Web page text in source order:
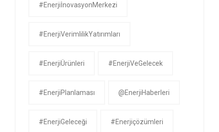
#EnerjiİnovasyonMerkezi
#EnerjiVerimlilikYatırımları
#EnerjiÜrünleri #EnerjiVeGelecek
#EnerjiPlanlaması @EnerjiHaberleri
#EnerjiGeleceği #enerjiçözümleri